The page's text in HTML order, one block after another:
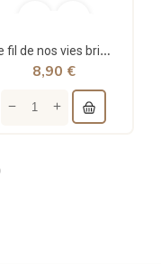
Le fil de nos vies brisées - poche - Cécile Hennion - Points
8,90 €